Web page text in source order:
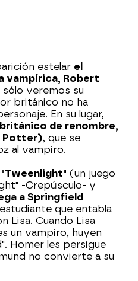
estelar el
vampírica, Robert
sólo veremos su
británico no ha
En su lugar,
de renombre,
Potter), que se
al vampiro.
(un juego
-Crepúsculo- y
a Springfield
que entabla
Lisa. Cuando Lisa
un vampiro, huyen
Homer les persigue
no convierte a su